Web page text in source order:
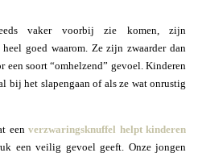
vaker voorbij zie komen, zijn
goed waarom. Ze zijn zwaarder dan
een soort “omhelzend” gevoel. Kinderen
bij het slapengaan of als ze wat onrustig
eenverzwaringsknuffel helpt kinderen
een veilig gevoel geeft. Onze jongen